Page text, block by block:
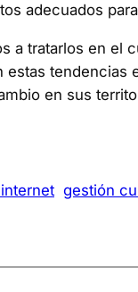
adecuados
a tratarlos en el
tendencias
en sus
gestión